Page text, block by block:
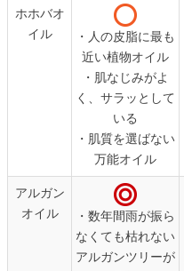
特徴
ホホバオ
イル
・人の皮脂に最も
近い植物オイル
・肌なじみがよ
く、サラッとして
いる
・肌質を選ばない
万能オイル
アルガン
オイル
・数年間雨が振ら
なくても枯れない
アルガンツリーが